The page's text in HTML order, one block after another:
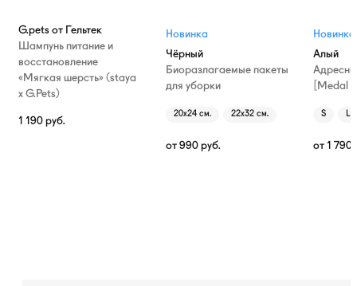
G.pets от Гельтек
Шампунь питание и
восстановление
«Мягкая шерсть» (staya
х G.Pets)
1 190 руб.
Новинка
Чёрный
Биоразлагаемые пакеты
для уборки
20х24 см. 22х32 см.
от 990 руб.
Новинка
Алый
[Medal
S L
от 1 790